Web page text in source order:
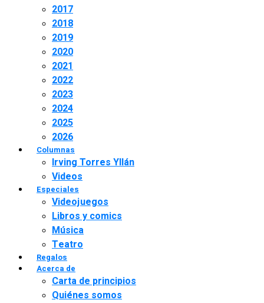
2017
2018
2019
2020
2021
2022
2023
2024
2025
2026
Columnas
Irving Torres Yllán
Videos
Especiales
Videojuegos
Libros y comics
Música
Teatro
Regalos
Acerca de
Carta de principios
Quiénes somos